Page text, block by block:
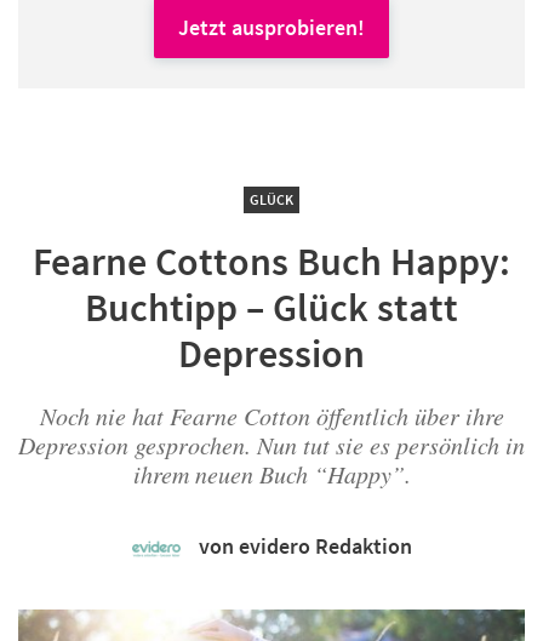
Jetzt ausprobieren!
GLÜCK
Fearne Cottons Buch Happy:
Buchtipp – Glück statt
Depression
Noch nie hat Fearne Cotton öffentlich über ihre
Depression gesprochen. Nun tut sie es persönlich in
ihrem neuen Buch “Happy”.
von evidero Redaktion